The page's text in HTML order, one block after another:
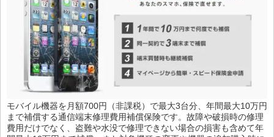
モバイル機器を月額700円（非課税）で最大3台分、年間最大10万円
まで補償する通信端末修理費用補償保険です。故障や破損時の修理
費用だけでなく、盗難や水没で修理できない場合の損害も含めて年